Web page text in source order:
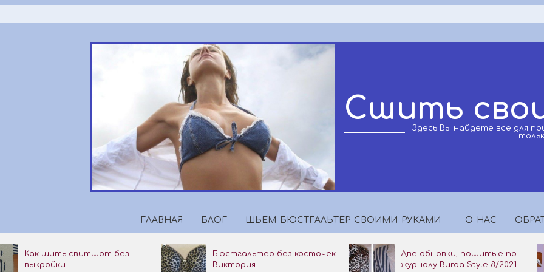
Сшить
Здесь Вы найдете все для
меню
ГЛАВНАЯ БЛОГ ШЬЕМ БЮСТГАЛЬТЕР СВОИМИ РУКАМИ О НАС
Как шить свитшот без
выкройки
Бюстгальтер без косточек
Виктория
Две обновки, пошитые по
журналу Burda Style 8/2021